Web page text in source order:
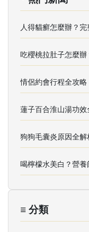
人得貓癬怎麼辦？
吃櫻桃拉肚子怎麼
情侶約會行程全攻
蓮子百合淮山湯功
狗狗毛囊炎原因全
喝檸檬水美白？營
≡ 分類